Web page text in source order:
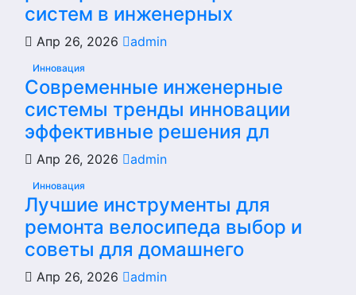
систем в инженерных
Апр 26, 2026 admin
Инновация
Современные инженерные
системы тренды инновации
эффективные решения дл
Апр 26, 2026 admin
Инновация
Лучшие инструменты для
ремонта велосипеда выбор и
советы для домашнего
Апр 26, 2026 admin